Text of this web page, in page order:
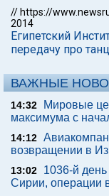
// https://
2014
Египетский
передачу про
ВАЖНЫЕ
14:32
Мировые
максимума с
14:12
возвращении в
13:02
1036-й
Сирии, операции